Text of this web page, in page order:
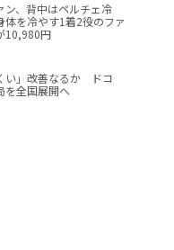
ン、背中はペルチェ冷
体を冷やす1着2役のファ
10,980円
い」改善なるか ドコ
を全国展開へ